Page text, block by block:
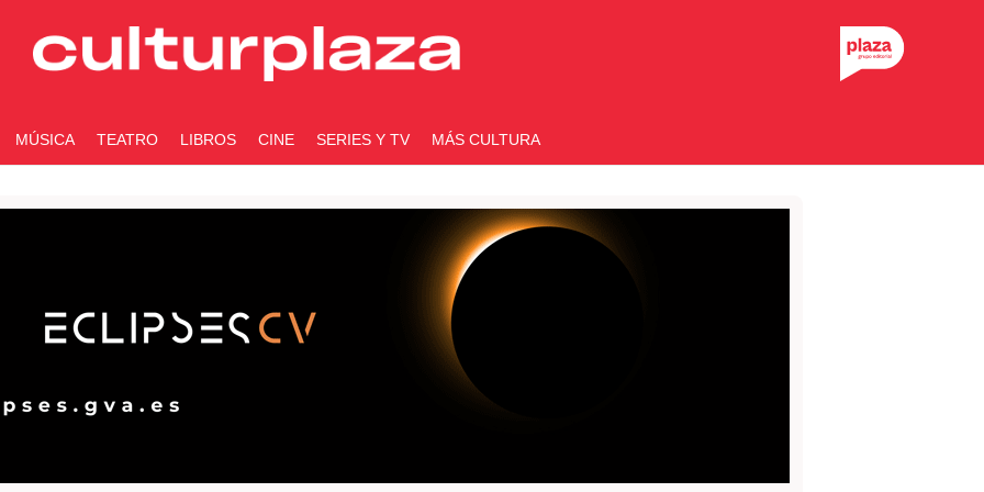
MÚSICA TEATRO LIBROS CINE SERIES Y TV MÁS CULTURA